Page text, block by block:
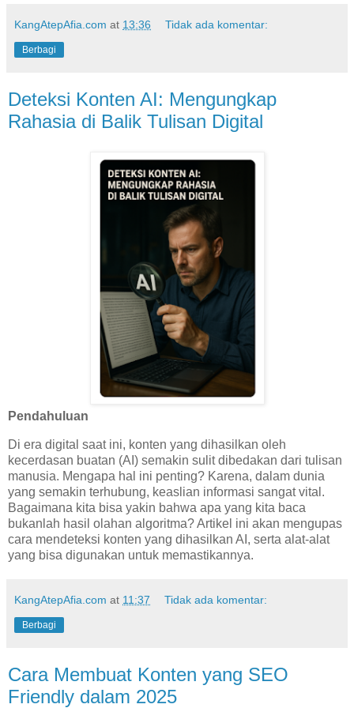
KangAtepAfia.com at 13:36 Tidak ada komentar:
Berbagi
Deteksi Konten AI: Mengungkap
Rahasia di Balik Tulisan Digital
Pendahuluan
Di era digital saat ini, konten yang dihasilkan oleh
kecerdasan buatan (AI) semakin sulit dibedakan dari tulisan
manusia. Mengapa hal ini penting? Karena, dalam dunia
yang semakin terhubung, keaslian informasi sangat vital.
Bagaimana kita bisa yakin bahwa apa yang kita baca
bukanlah hasil olahan algoritma? Artikel ini akan mengupas
cara mendeteksi konten yang dihasilkan AI, serta alat-alat
yang bisa digunakan untuk memastikannya.
KangAtepAfia.com at 11:37 Tidak ada komentar:
Berbagi
Cara Membuat Konten yang SEO
Friendly dalam 2025